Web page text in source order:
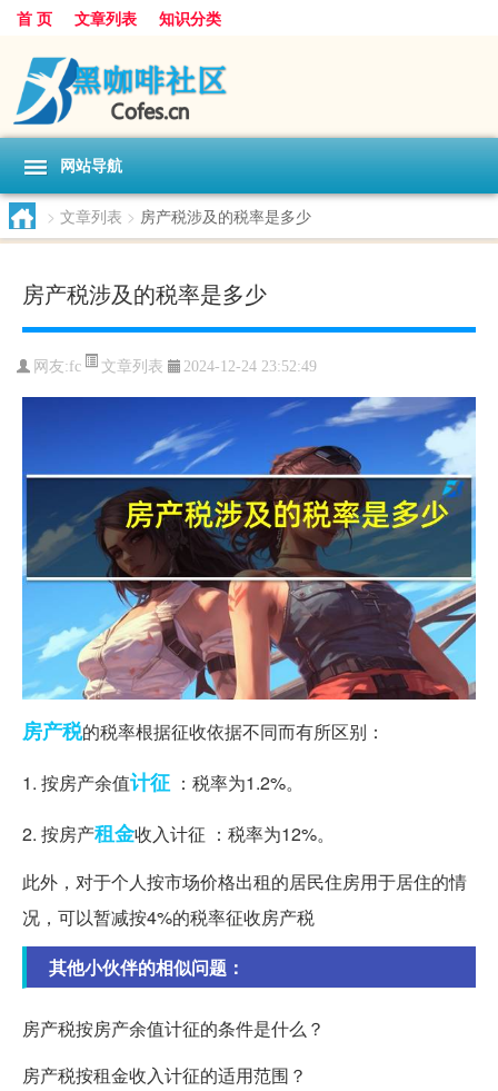
首 页 文章列表 知识分类
网站导航
> 文章列表 > 房产税涉及的税率是多少
房产税涉及的税率是多少
网友:fc 文章列表 2024-12-24 23:52:49
房产税的税率根据征收依据不同而有所区别：
1. 按房产余值计征 ：税率为1.2%。
2. 按房产租金收入计征 ：税率为12%。
此外，对于个人按市场价格出租的居民住房用于居住的情
况，可以暂减按4%的税率征收房产税
其他小伙伴的相似问题：
房产税按房产余值计征的条件是什么？
房产税按租金收入计征的适用范围？